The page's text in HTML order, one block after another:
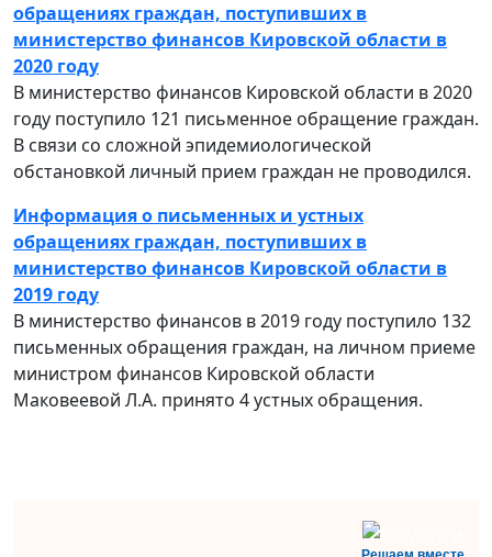
обращениях граждан, поступивших в
министерство финансов Кировской области в
2020 году
В министерство финансов Кировской области в 2020
году поступило 121 письменное обращение граждан.
В связи со сложной эпидемиологической
обстановкой личный прием граждан не проводился.
Информация о письменных и устных
обращениях граждан, поступивших в
министерство финансов Кировской области в
2019 году
В министерство финансов в 2019 году поступило 132
письменных обращения граждан, на личном приеме
министром финансов Кировской области
Маковеевой Л.А. принято 4 устных обращения.